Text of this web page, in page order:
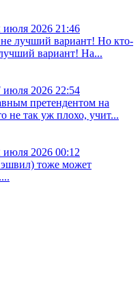
июля 2026 21:46
лучший вариант! Но кто-
вариант! На...
июля 2026 22:54
претендентом на
не так уж плохо, учит...
июля 2026 00:12
тоже может